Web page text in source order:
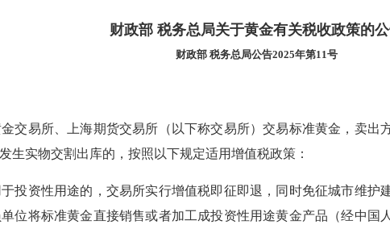
财政部 税务总局关于黄金有关税收政策的
财政部 税务总局公告2025年第11号
易所、上海期货交易所（以下称交易所）交易标准黄金，卖出
生实物交割出库的，按照以下规定适用增值税政策：
资性用途的，交易所实行增值税即征即退，同时免征城市维护
位将标准黄金直接销售或者加工成投资性用途黄金产品（经中国